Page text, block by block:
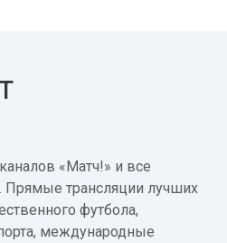
«Матч!» и все
Прямые трансляции лучших
футбола,
международные